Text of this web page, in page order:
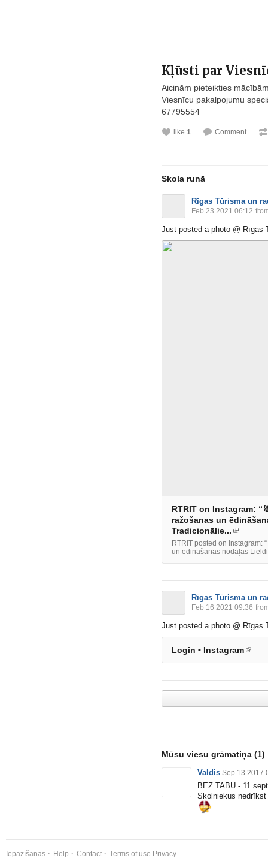
Kļūsti par
Aicinām pieteikties
Viesnīcu pakalpojumu
67795554
like 1 Comment
Skola runā
Rīgas Tūrisma un
Feb 23 2021 06:12
Just posted a photo @ Rīgas
RTRIT on Instagram:
ražošanas un
Tradicionālie...
RTRIT posted on Instagram:
un ēdināšanas nodaļas
Rīgas Tūrisma un
Feb 16 2021 09:36
Just posted a photo @ Rīgas
Login • Instagram
Mūsu viesu grāmatiņa (1)
Valdis Sep 13 2017
BEZ TABU -
Skolniekus nedrīkst
Iepazīšanās Help Contact Terms of use Privacy